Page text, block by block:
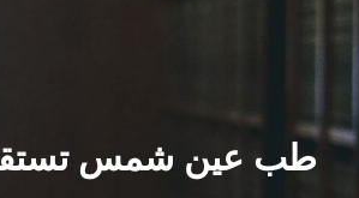
طب عين شمس